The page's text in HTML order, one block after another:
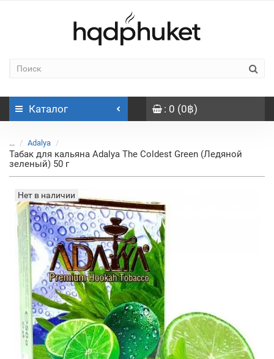
Каталог : 0 (0฿)
... Adalya
Табак для кальяна Adalya The Coldest Green (Ледяной
зеленый) 50 г
Нет в наличии